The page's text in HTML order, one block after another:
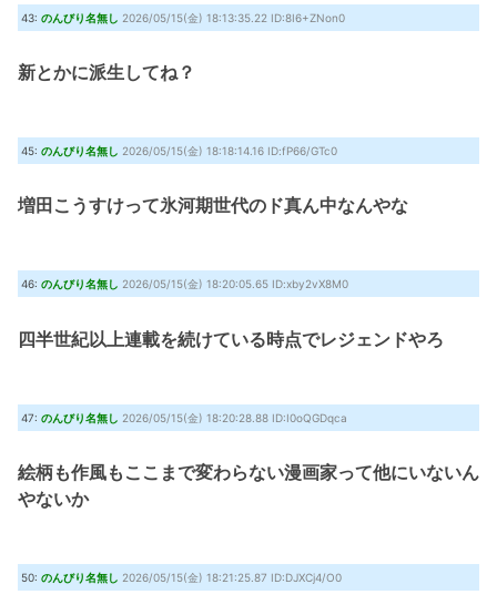
43: のんびり名無し 2026/05/15(金) 18:13:35.22 ID:8I6+ZNon0
新とかに派生してね？
45: のんびり名無し 2026/05/15(金) 18:18:14.16 ID:fP66/GTc0
増田こうすけって氷河期世代のド真ん中なんやな
46: のんびり名無し 2026/05/15(金) 18:20:05.65 ID:xby2vX8M0
四半世紀以上連載を続けている時点でレジェンドやろ
47: のんびり名無し 2026/05/15(金) 18:20:28.88 ID:I0oQGDqca
絵柄も作風もここまで変わらない漫画家って他にいないん
やないか
50: のんびり名無し 2026/05/15(金) 18:21:25.87 ID:DJXCj4/O0